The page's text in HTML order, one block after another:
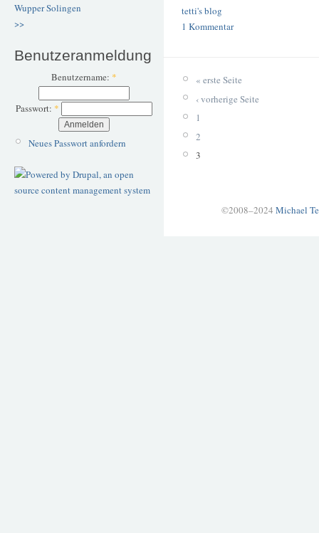
WupperSolingen
>>
Benutzeranmeldung
Benutzername: *
Passwort: *
Neues Passwort anfordern
tetti's blog
1 Kommentar
« erste Seite
‹ vorherige Seite
1
2
3
©2008–2024 Michael